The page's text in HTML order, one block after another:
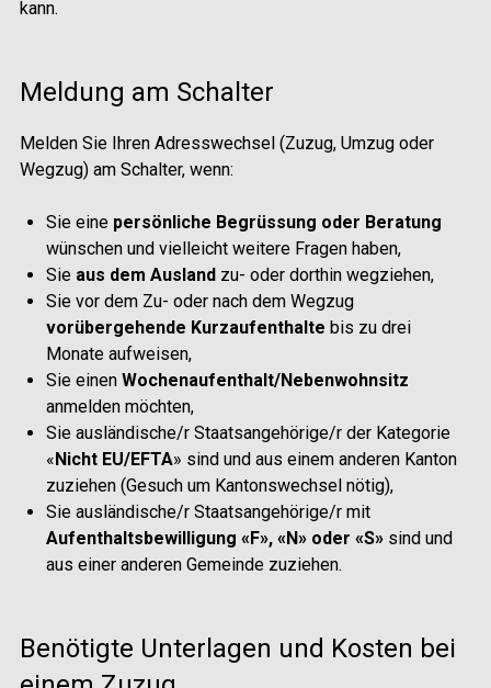
kann.
Meldung am Schalter
Melden Sie Ihren Adresswechsel (Zuzug, Umzug oder
Wegzug) am Schalter, wenn:
Sie eine persönliche Begrüssung oder Beratung
wünschen und vielleicht weitere Fragen haben,
Sie aus dem Ausland zu- oder dorthin wegziehen,
Sie vor dem Zu- oder nach dem Wegzug
vorübergehende Kurzaufenthalte bis zu drei
Monate aufweisen,
Sie einen Wochenaufenthalt/Nebenwohnsitz
anmelden möchten,
Sie ausländische/r Staatsangehörige/r der Kategorie
«Nicht EU/EFTA» sind und aus einem anderen Kanton
zuziehen (Gesuch um Kantonswechsel nötig),
Sie ausländische/r Staatsangehörige/r mit
Aufenthaltsbewilligung «F», «N» oder «S»sind und
aus einer anderen Gemeinde zuziehen.
Benötigte Unterlagen und Kosten bei